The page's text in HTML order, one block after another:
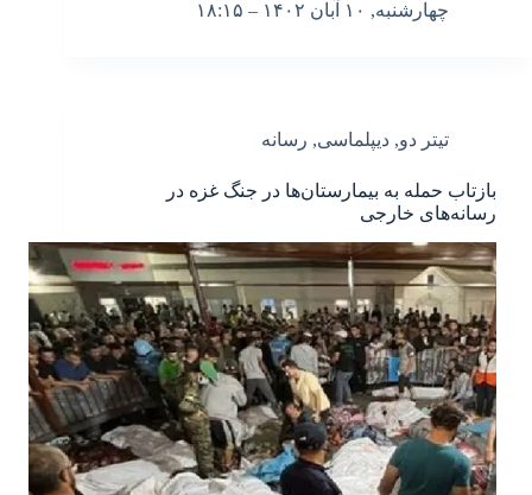
چهارشنبه, ۱۰ آبان ۱۴۰۲ – ۱۸:۱۵
تیتر دو, دیپلماسی, رسانه
بازتاب حمله به بیمارستان‌ها در جنگ غزه در
رسانه‌های خارجی